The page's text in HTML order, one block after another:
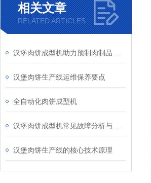
相关文章
RELATED ARTICLES
汉堡肉饼生产线运维保养要点
全自动化肉饼成型机
汉堡肉饼生产线的核心技术原理